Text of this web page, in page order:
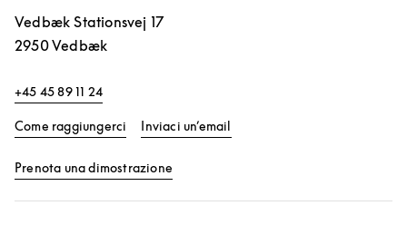
Vedbæk Stationsvej 17
2950Vedbæk
+45 45 89 11 24
Come raggiungerci Link Opens in New Tab
Inviaci un’email
Prenota una dimostrazione